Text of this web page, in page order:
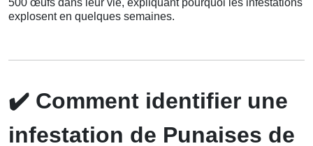
500 œufs dans leur vie, expliquant pourquoi les infestations
explosent en quelques semaines.
✔️ Comment identifier une
infestation de Punaises de